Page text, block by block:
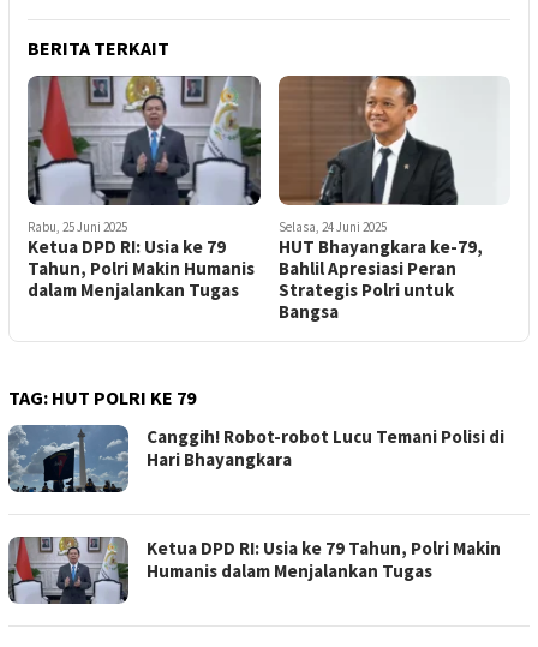
BERITA TERKAIT
Rabu, 25 Juni 2025
Ketua DPD RI: Usia ke 79
Tahun, Polri Makin Humanis
dalam Menjalankan Tugas
Selasa, 24 Juni 2025
HUT Bhayangkara ke-79,
Bahlil Apresiasi Peran
Strategis Polri untuk
Bangsa
TAG: HUT POLRI KE 79
Canggih! Robot-robot Lucu Temani Polisi di
Hari Bhayangkara
Ketua DPD RI: Usia ke 79 Tahun, Polri Makin
Humanis dalam Menjalankan Tugas